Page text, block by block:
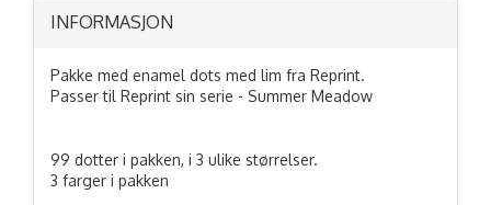
INFORMASJON
Pakke med enamel dots med lim fra Reprint.
Passer til Reprint sin serie - Summer Meadow
99 dotter i pakken, i 3 ulike størrelser.
3 farger i pakken